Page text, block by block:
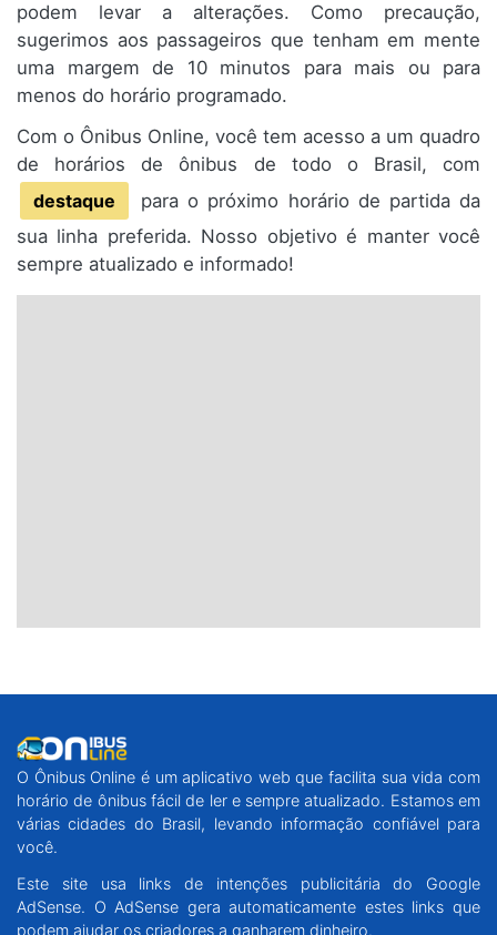
podem levar a alterações. Como precaução,
sugerimos aos passageiros que tenham em mente
uma margem de 10 minutos para mais ou para
menos do horário programado.
Com o Ônibus Online, você tem acesso a um quadro
de horários de ônibus de todo o Brasil, com
destaque
para o próximo horário de partida da
sua linha preferida. Nosso objetivo é manter você
sempre atualizado e informado!
O Ônibus Online é um aplicativo web que facilita sua vida com
horário de ônibus fácil de ler e sempre atualizado. Estamos em
várias cidades do Brasil, levando informação confiável para
você.
Este site usa links de intenções publicitária do Google
AdSense. O AdSense gera automaticamente estes links que
podem ajudar os criadores a ganharem dinheiro.